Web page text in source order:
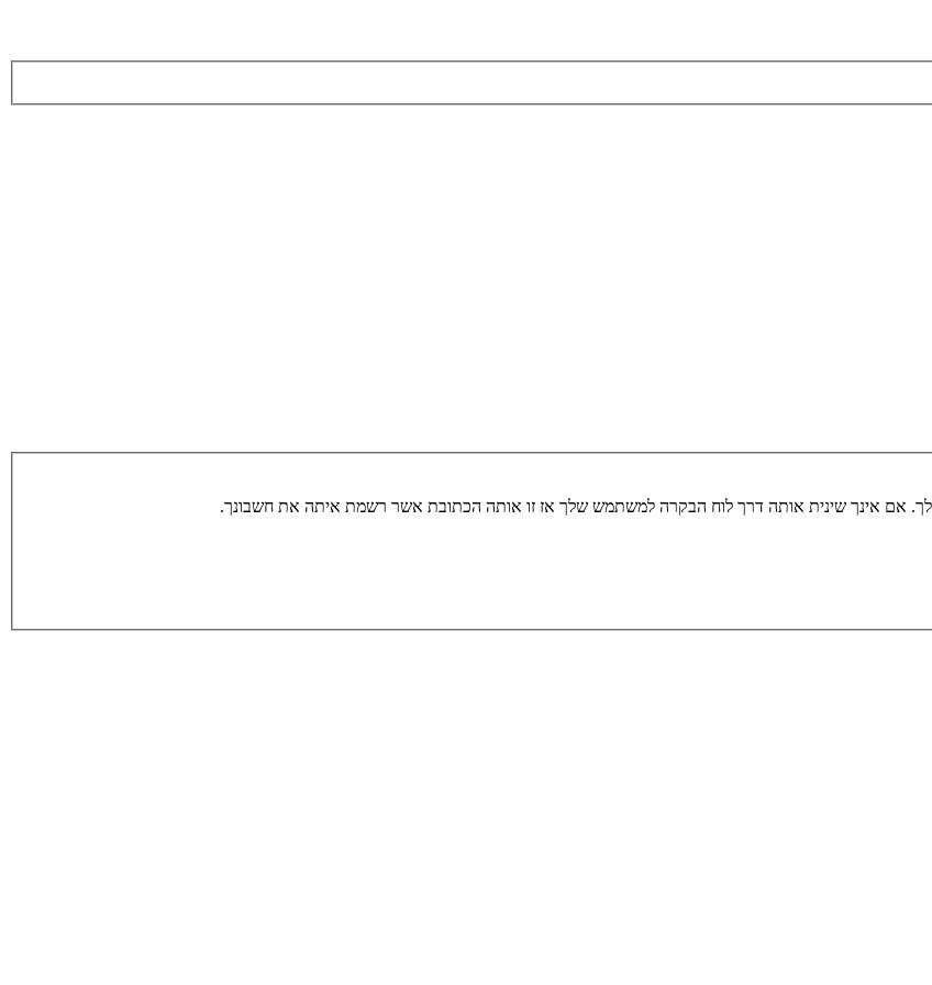
אם אינך שינית אותה דרך לוח הבקרה למשתמש שלך אז זו אותה הכתובת אשר רשמת איתה את חשבונך.